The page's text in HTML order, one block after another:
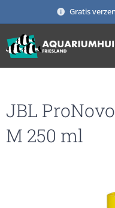
Gratis
JBL
M 250 ml